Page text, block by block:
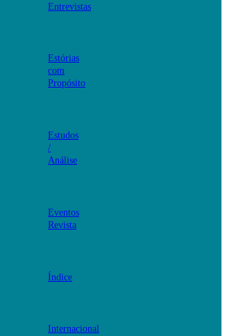
Entrevistas
Estórias
com
Propósito
Estudos
/
Análise
Eventos
Revista
Índice
Internacional